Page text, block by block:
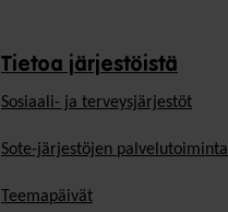
Tietoa järjestöistä
Sosiaali- ja terveysjärjestöt
Sote-järjestöjen palvelutoiminta
Teemapäivät